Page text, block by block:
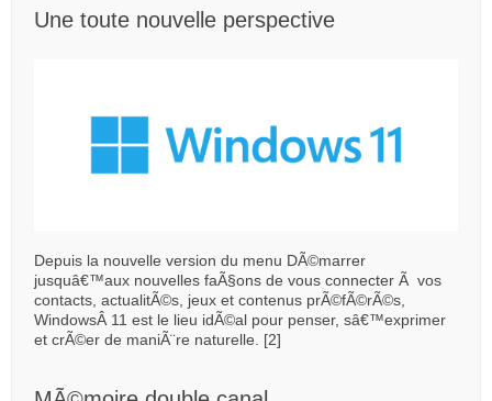
Une toute nouvelle perspective
Depuis la nouvelle version du menu DÃ©marrer
jusquâ€™aux nouvelles faÃ§ons de vous connecter Ã vos
contacts, actualitÃ©s, jeux et contenus prÃ©fÃ©rÃ©s,
WindowsÂ 11 est le lieu idÃ©al pour penser, sâ€™exprimer
et crÃ©er de maniÃ¨re naturelle. [2]